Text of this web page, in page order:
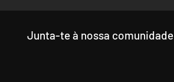
Junta-te à nossa comunidade